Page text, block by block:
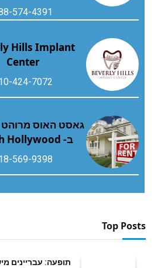
574-4391
Hills Implant
Center
424-7072
גאסט האוס
ב- North Hollywood
569-9398
Top Posts
תופעה: עבריינים